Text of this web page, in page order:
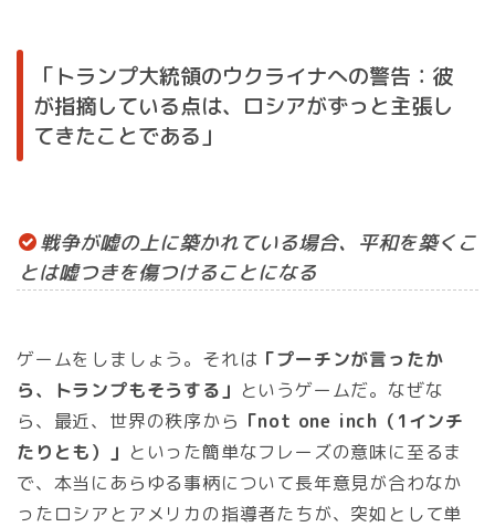
「トランプ大統領のウクライナへの警告：彼
が指摘している点は、ロシアがずっと主張し
てきたことである」
戦争が嘘の上に築かれている場合、平和を築くこ
とは嘘つきを傷つけることになる
ゲームをしましょう。それは 「プーチンが言ったか
ら、トランプもそうする」 というゲームだ。なぜな
ら、最近、世界の秩序から 「not one inch（1インチ
たりとも）」 といった簡単なフレーズの意味に至るま
で、本当にあらゆる事柄について長年意見が合わなか
ったロシアとアメリカの指導者たちが、突如として単